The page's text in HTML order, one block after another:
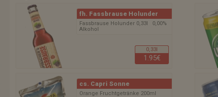
fh. Fassbrause Holunder
Fassbrause Holunder 0,33l 0,00%
Alkohol
0,33l
1.95€
cs. Capri Sonne
Orange Fruchtgetränke 200ml